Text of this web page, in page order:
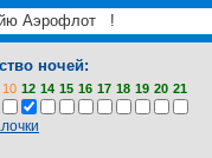
ночей:
10 12 14 15 16 17 18 19 20 21